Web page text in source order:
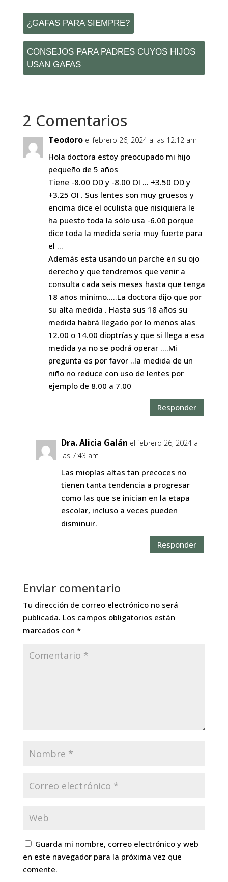
¿GAFAS PARA SIEMPRE?
CONSEJOS PARA PADRES CUYOS HIJOS
USAN GAFAS
2 Comentarios
Teodoro el febrero 26, 2024 a las 12:12 am
Hola doctora estoy preocupado mi hijo
pequeño de 5 años
Tiene -8.00 OD y -8.00 OI … +3.50 OD y
+3.25 OI . Sus lentes son muy gruesos y
encima dice el oculista que nisiquiera le
ha puesto toda la sólo usa -6.00 porque
dice toda la medida seria muy fuerte para
el …
Además esta usando un parche en su ojo
derecho y que tendremos que venir a
consulta cada seis meses hasta que tenga
18 años minimo…..La doctora dijo que por
su alta medida . Hasta sus 18 años su
medida habrá llegado por lo menos alas
12.00 o 14.00 dioptrías y que si llega a esa
medida ya no se podrá operar ….Mi
pregunta es por favor ..la medida de un
niño no reduce con uso de lentes por
ejemplo de 8.00 a 7.00
Responder
Dra. Alicia Galán el febrero 26, 2024 a
las 7:43 am
Las miopías altas tan precoces no
tienen tanta tendencia a progresar
como las que se inician en la etapa
escolar, incluso a veces pueden
disminuir.
Responder
Enviar comentario
Tu dirección de correo electrónico no será
publicada. Los campos obligatorios están
marcados con *
Guarda mi nombre, correo electrónico y web
en este navegador para la próxima vez que
comente.